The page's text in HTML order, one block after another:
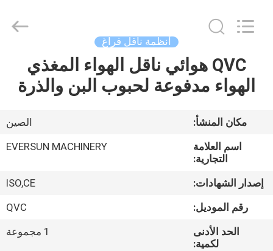
مسكن
عرض
الافتراضي
معلومات
أنظمة ناقل فراغ
QVC هوائي ناقل الهواء المغذي
الهواء مدفوعة لحبوب البن والذرة
مكان المنشأ:
الصين
اسم العلامة
التجارية:
EVERSUN MACHINERY
إصدار الشهادات:
ISO,CE
رقم الموديل:
QVC
الحد الأدنى
لكمية:
1 مجموعة